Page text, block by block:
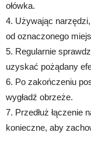
ołówka.
4. Używając
od oznaczonego
5. Regularnie
uzyskać pożądany
6. Po zakończeniu
wygładź obrzeże.
7. Przedłuż łączenie
konieczne, aby